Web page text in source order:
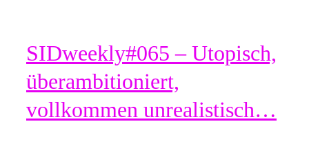
SIDweekly#065 – Utopisch,
überambitioniert,
vollkommen unrealistisch…